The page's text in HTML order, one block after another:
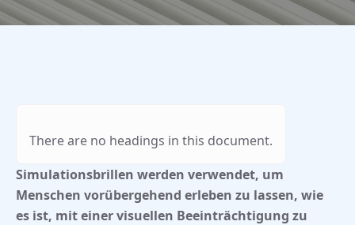
Simulationsbrillen werden verwendet, um
Menschen vorübergehend erleben zu lassen, wie
es ist, mit einer visuellen Beeinträchtigung zu
There are no headings in this document.